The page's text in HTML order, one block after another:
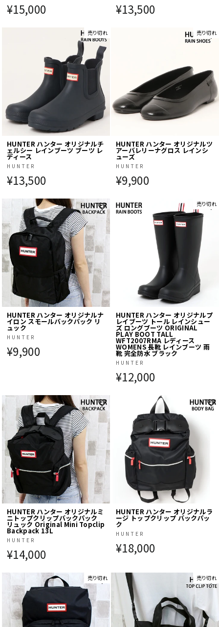
¥15,000 ¥13,500
売り切れ
HUNTER ハンター オリジナルチ
ェルシー レインブーツ ブーツ レ
ディース
HUNTER
¥13,500
売り切れ
HUNTER ハンター オリジナルツ
アーバレリーナグロス レインシ
ューズ
HUNTER
¥9,900
HUNTER ハンター オリジナルナ
イロン スモールバックパック リ
ュック
HUNTER
¥9,900
売り切れ
HUNTER ハンター オリジナルプ
レイブーツ トール レインシュー
ズ ロングブーツ ORIGINAL
PLAY BOOT TALL
WFT2007RMA レディース
WOMENS 長靴 レインブーツ 雨
靴 完全防水 ブラック
HUNTER
¥12,000
HUNTER ハンター オリジナルミ
ニトップクリップバックパック
リュック Original Mini Topclip
Backpack 13L
HUNTER
¥14,000
HUNTER ハンター オリジナルラ
ージ トップクリップ バックパッ
ク
HUNTER
¥18,000
売り切れ 売り切れ